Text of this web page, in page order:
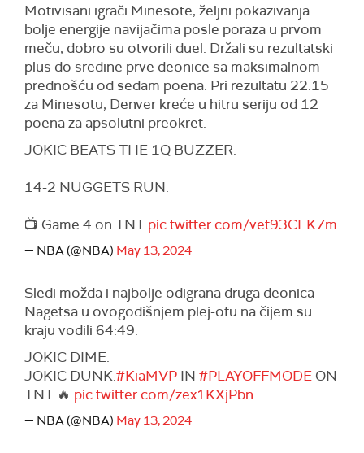
Motivisani igrači Minesote, željni pokazivanja
bolje energije navijačima posle poraza u prvom
meču, dobro su otvorili duel. Držali su rezultatski
plus do sredine prve deonice sa maksimalnom
prednošću od sedam poena. Pri rezultatu 22:15
za Minesotu, Denver kreće u hitru seriju od 12
poena za apsolutni preokret.
JOKIC BEATS THE 1Q BUZZER.
14-2 NUGGETS RUN.
📺 Game 4 on TNT pic.twitter.com/vet93CEK7m
— NBA (@NBA) May 13, 2024
Sledi možda i najbolje odigrana druga deonica
Nagetsa u ovogodišnjem plej-ofu na čijem su
kraju vodili 64:49.
JOKIC DIME.
JOKIC DUNK.#KiaMVP IN #PLAYOFFMODE ON
TNT 🔥 pic.twitter.com/zex1KXjPbn
— NBA (@NBA) May 13, 2024